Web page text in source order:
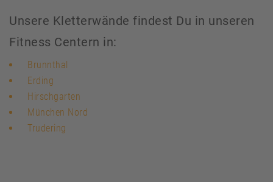
Unsere Kletterwände findest Du in unseren
Fitness Centern in:
Brunnthal
Erding
Hirschgarten
München Nord
Trudering